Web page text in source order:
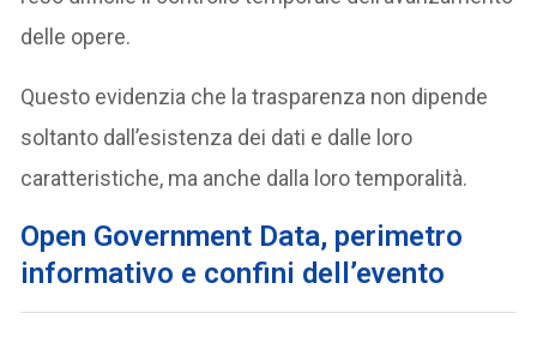
delle opere.
Questo evidenzia che la trasparenza non dipende
soltanto dall’esistenza dei dati e dalle loro
caratteristiche, ma anche dalla loro temporalità.
Open Government Data, perimetro
informativo e confini dell’evento